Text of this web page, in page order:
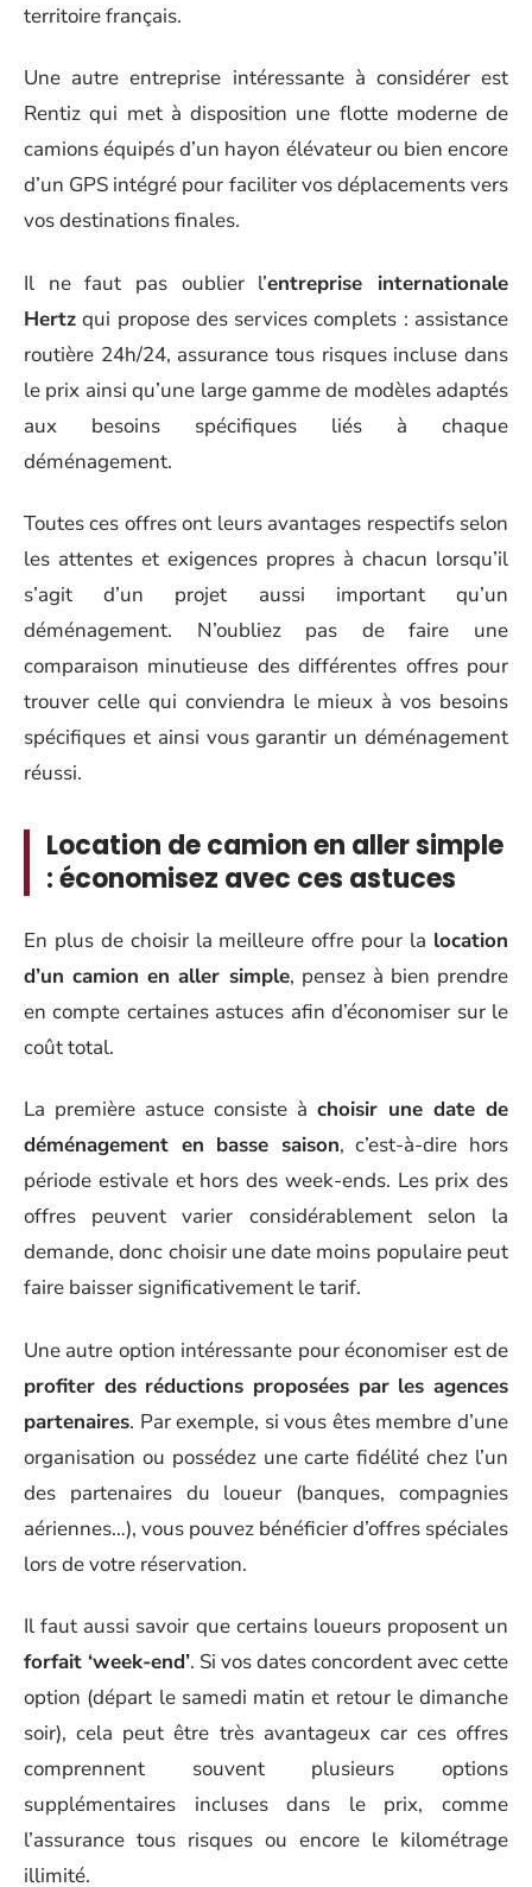
territoire français.
Une autre entreprise intéressante à considérer est
Rentiz qui met à disposition une flotte moderne de
camions équipés d’un hayon élévateur ou bien encore
d’un GPS intégré pour faciliter vos déplacements vers
vos destinations finales.
Il ne faut pas oublier l’entreprise internationale
Hertz qui propose des services complets : assistance
routière 24h/24, assurance tous risques incluse dans
le prix ainsi qu’une large gamme de modèles adaptés
aux besoins spécifiques liés à chaque
déménagement.
Toutes ces offres ont leurs avantages respectifs selon
les attentes et exigences propres à chacun lorsqu’il
s’agit d’un projet aussi important qu’un
déménagement. N’oubliez pas de faire une
comparaison minutieuse des différentes offres pour
trouver celle qui conviendra le mieux à vos besoins
spécifiques et ainsi vous garantir un déménagement
réussi.
Location de camion en aller simple
: économisez avec ces astuces
En plus de choisir la meilleure offre pour la location
d’un camion en aller simple, pensez à bien prendre
en compte certaines astuces afin d’économiser sur le
coût total.
La première astuce consiste à choisir une date de
déménagement en basse saison, c’est-à-dire hors
période estivale et hors des week-ends. Les prix des
offres peuvent varier considérablement selon la
demande, donc choisir une date moins populaire peut
faire baisser significativement le tarif.
Une autre option intéressante pour économiser est de
profiter des réductions proposées par les agences
partenaires. Par exemple, si vous êtes membre d’une
organisation ou possédez une carte fidélité chez l’un
des partenaires du loueur (banques, compagnies
aériennes…), vous pouvez bénéficier d’offres spéciales
lors de votre réservation.
Il faut aussi savoir que certains loueurs proposent un
forfait ‘week-end’. Si vos dates concordent avec cette
option (départ le samedi matin et retour le dimanche
soir), cela peut être très avantageux car ces offres
comprennent souvent plusieurs options
supplémentaires incluses dans le prix, comme
l’assurance tous risques ou encore le kilométrage
illimité.